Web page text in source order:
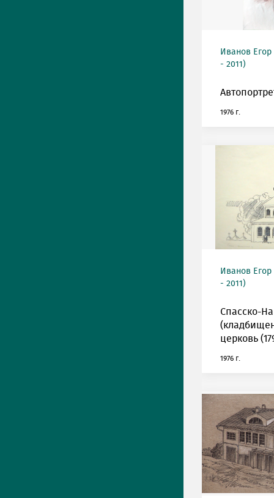
Иванов
- 2011)
1976 г.
Иванов
- 2011)
Спасско-
церковь
1976 г.